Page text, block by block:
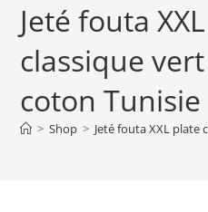
Jeté fouta
classique
coton Tunisie
> Shop > Jeté fouta XXL plate